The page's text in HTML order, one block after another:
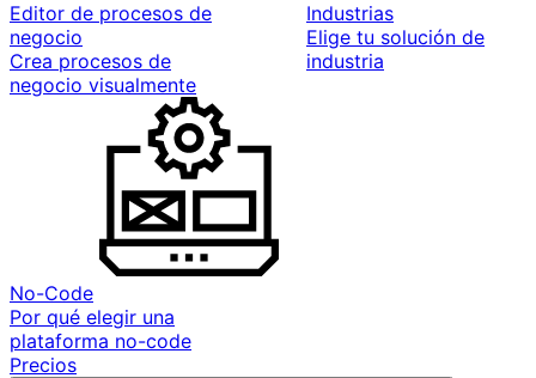
Editor de procesos de
negocio
Crea procesos de
negocio visualmente
Industrias
Elige tu solución de
industria
No-Code
Por qué elegir una
plataforma no-code
Precios